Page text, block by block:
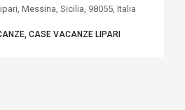
Messina, Sicilia, 98055, Italia
CASE VACANZE LIPARI